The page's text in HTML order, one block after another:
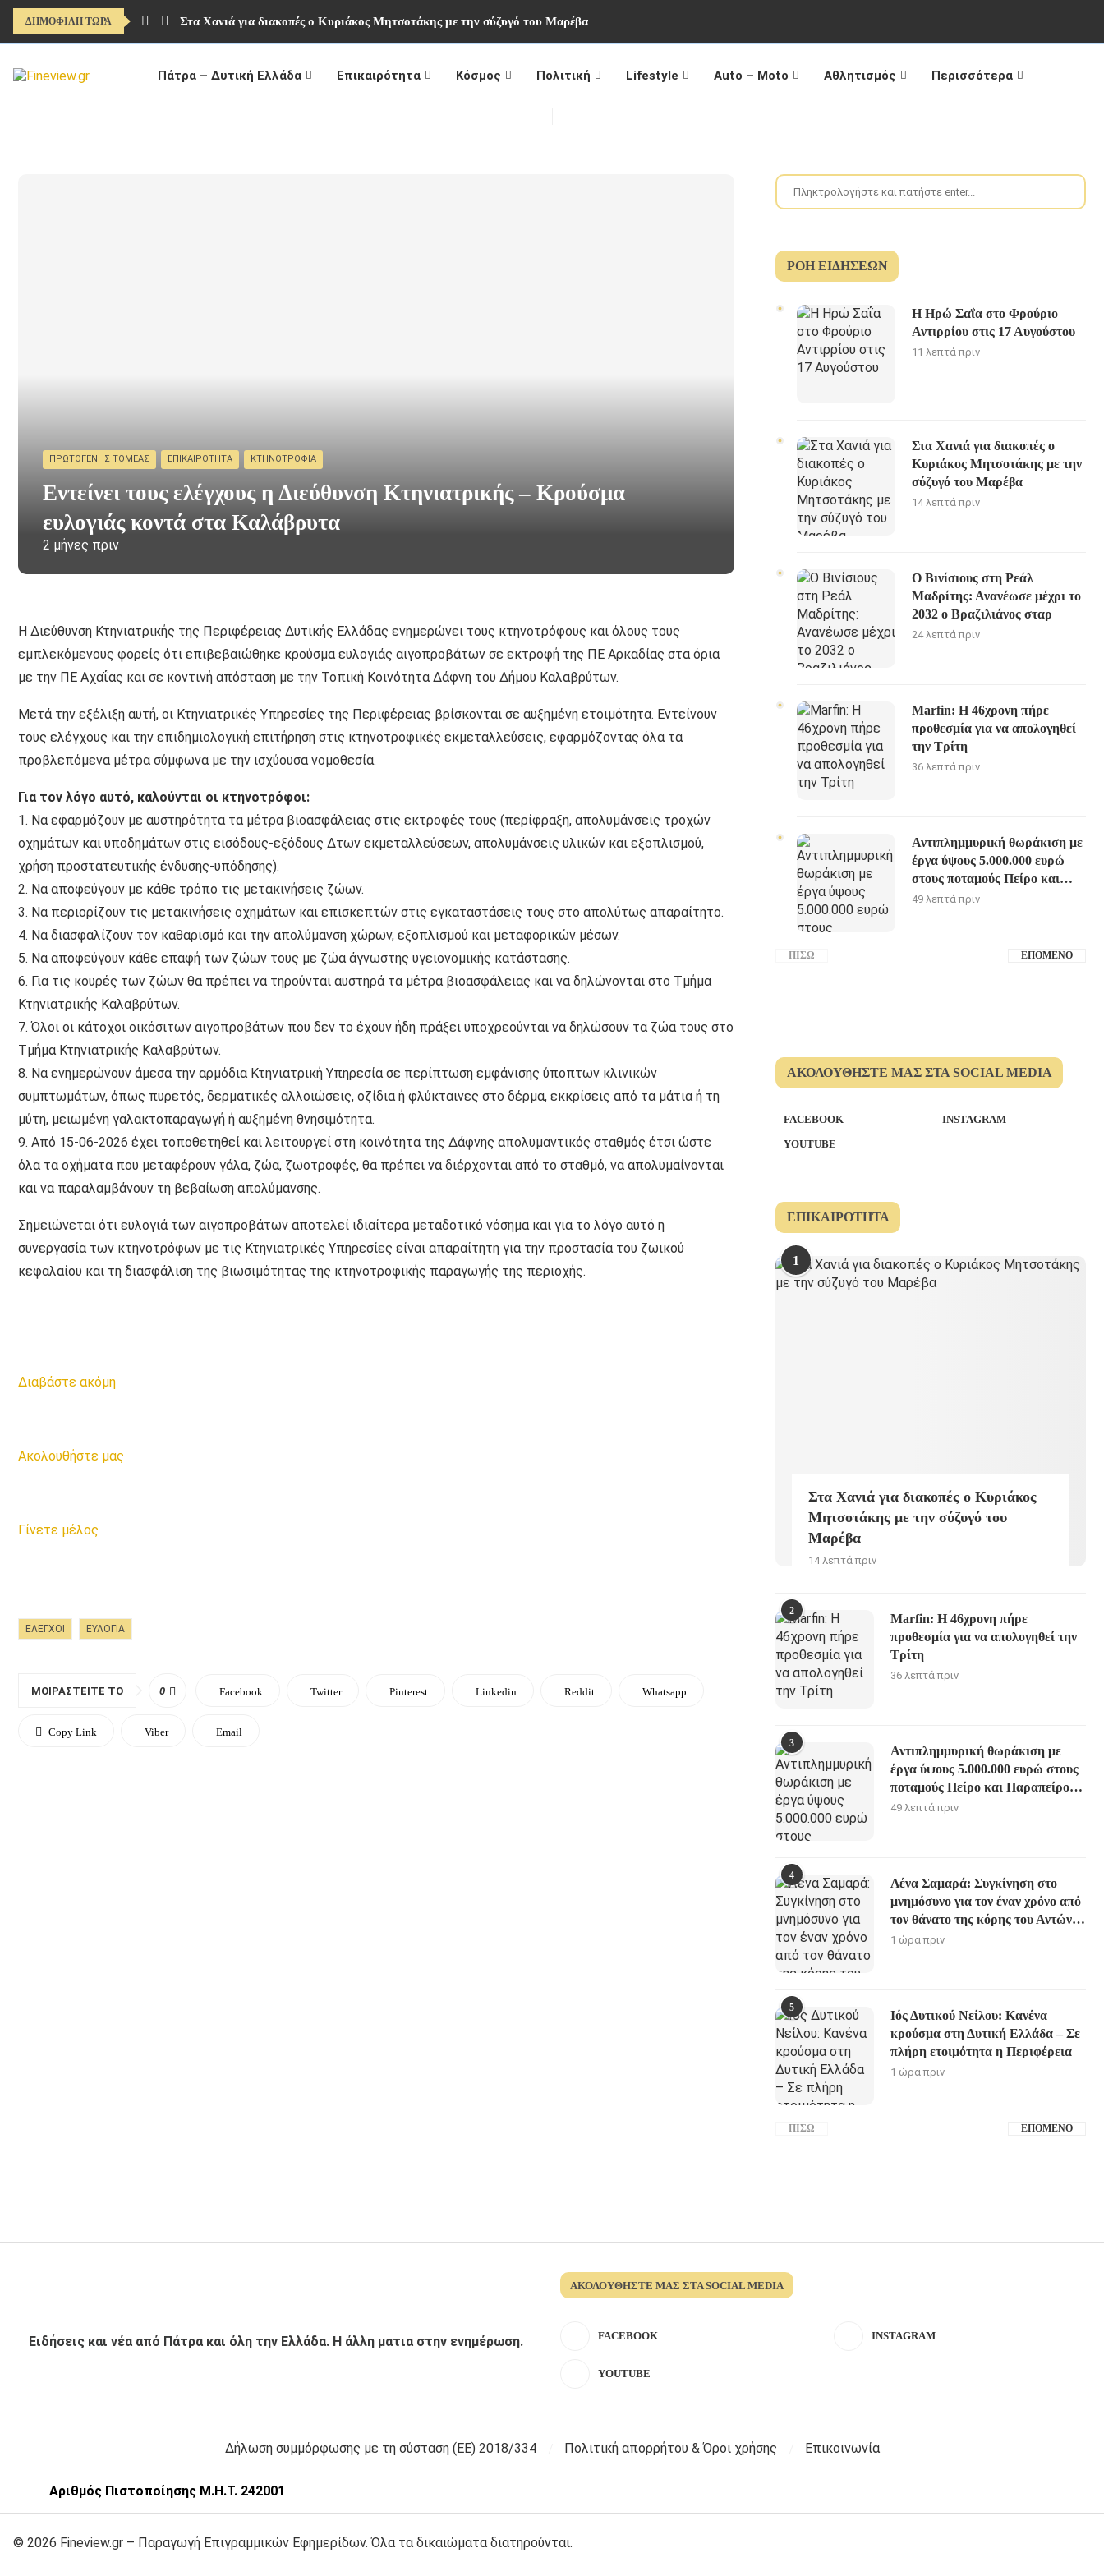
ΔΗΜΟΦΙΛΗ ΤΩΡΑ Στα Χανιά για διακοπές ο Κυριάκος Μητσοτάκης με την σύζυγό του Μαρέβα
Πάτρα – Δυτική Ελλάδα Επικαιρότητα Κόσμος Πολιτική Lifestyle Auto – Moto Αθλητισμός Περισσότερα
ΠΡΩΤΟΓΕΝΉΣ ΤΟΜΈΑΣ ΕΠΙΚΑΙΡΌΤΗΤΑ ΚΤΗΝΟΤΡΟΦΊΑ
Εντείνει τους ελέγχους η Διεύθυνση Κτηνιατρικής – Κρούσμα
ευλογιάς κοντά στα Καλάβρυτα
2 μήνες πριν
Η Διεύθυνση Κτηνιατρικής της Περιφέρειας Δυτικής Ελλάδας ενημερώνει τους κτηνοτρόφους και όλους τους
εμπλεκόμενους φορείς ότι επιβεβαιώθηκε κρούσμα ευλογιάς αιγοπροβάτων σε εκτροφή της ΠΕ Αρκαδίας στα όρια
με την ΠΕ Αχαΐας και σε κοντινή απόσταση με την Τοπική Κοινότητα Δάφνη του Δήμου Καλαβρύτων.
Μετά την εξέλιξη αυτή, οι Κτηνιατρικές Υπηρεσίες της Περιφέρειας βρίσκονται σε αυξημένη ετοιμότητα. Εντείνουν
τους ελέγχους και την επιδημιολογική επιτήρηση στις κτηνοτροφικές εκμεταλλεύσεις, εφαρμόζοντας όλα τα
προβλεπόμενα μέτρα σύμφωνα με την ισχύουσα νομοθεσία.
Για τον λόγο αυτό, καλούνται οι κτηνοτρόφοι:
1. Να εφαρμόζουν με αυστηρότητα τα μέτρα βιοασφάλειας στις εκτροφές τους (περίφραξη, απολυμάνσεις τροχών
οχημάτων και υποδημάτων στις εισόδους-εξόδους Δτων εκμεταλλεύσεων, απολυμάνσεις υλικών και εξοπλισμού,
χρήση προστατευτικής ένδυσης-υπόδησης).
2. Να αποφεύγουν με κάθε τρόπο τις μετακινήσεις ζώων.
3. Να περιορίζουν τις μετακινήσεις οχημάτων και επισκεπτών στις εγκαταστάσεις τους στο απολύτως απαραίτητο.
4. Να διασφαλίζουν τον καθαρισμό και την απολύμανση χώρων, εξοπλισμού και μεταφορικών μέσων.
5. Να αποφεύγουν κάθε επαφή των ζώων τους με ζώα άγνωστης υγειονομικής κατάστασης.
6. Για τις κουρές των ζώων θα πρέπει να τηρούνται αυστηρά τα μέτρα βιοασφάλειας και να δηλώνονται στο Τμήμα
Κτηνιατρικής Καλαβρύτων.
7. Όλοι οι κάτοχοι οικόσιτων αιγοπροβάτων που δεν το έχουν ήδη πράξει υποχρεούνται να δηλώσουν τα ζώα τους στο
Τμήμα Κτηνιατρικής Καλαβρύτων.
8. Να ενημερώνουν άμεσα την αρμόδια Κτηνιατρική Υπηρεσία σε περίπτωση εμφάνισης ύποπτων κλινικών
συμπτωμάτων, όπως πυρετός, δερματικές αλλοιώσεις, οζίδια ή φλύκταινες στο δέρμα, εκκρίσεις από τα μάτια ή τη
μύτη, μειωμένη γαλακτοπαραγωγή ή αυξημένη θνησιμότητα.
9. Από 15-06-2026 έχει τοποθετηθεί και λειτουργεί στη κοινότητα της Δάφνης απολυμαντικός σταθμός έτσι ώστε
όλα τα οχήματα που μεταφέρουν γάλα, ζώα, ζωοτροφές, θα πρέπει να διέρχονται από το σταθμό, να απολυμαίνονται
και να παραλαμβάνουν τη βεβαίωση απολύμανσης.
Σημειώνεται ότι ευλογιά των αιγοπροβάτων αποτελεί ιδιαίτερα μεταδοτικό νόσημα και για το λόγο αυτό η
συνεργασία των κτηνοτρόφων με τις Κτηνιατρικές Υπηρεσίες είναι απαραίτητη για την προστασία του ζωικού
κεφαλαίου και τη διασφάλιση της βιωσιμότητας της κτηνοτροφικής παραγωγής της περιοχής.
Διαβάστε ακόμη
Ακολουθήστε μας
Γίνετε μέλος
ΕΛΕΓΧΟΙ ΕΥΛΟΓΙΆ
ΜΟΙΡΑΣΤΕΊΤΕ ΤΟ 0 Facebook Twitter Pinterest Linkedin Reddit Whatsapp
Copy Link Viber Email
ΡΟΉ ΕΙΔΉΣΕΩΝ
Η Ηρώ Σαΐα στο Φρούριο
Αντιρρίου στις 17 Αυγούστου
11 λεπτά πριν
Στα Χανιά για διακοπές ο
Κυριάκος Μητσοτάκης με την
σύζυγό του Μαρέβα
14 λεπτά πριν
Ο Βινίσιους στη Ρεάλ
Μαδρίτης: Ανανέωσε μέχρι το
2032 ο Βραζιλιάνος σταρ
24 λεπτά πριν
Marfin: Η 46χρονη πήρε
προθεσμία για να απολογηθεί
την Τρίτη
36 λεπτά πριν
Αντιπλημμυρική θωράκιση με
έργα ύψους 5.000.000 ευρώ
στους ποταμούς Πείρο και
Παραπείρο της Π.Ε. Αχαίας
49 λεπτά πριν
ΠΊΣΩ ΕΠΌΜΕΝΟ
ΑΚΟΛΟΥΘΉΣΤΕ ΜΑΣ ΣΤΑ SOCIAL MEDIA
FACEBOOK
INSTAGRAM
YOUTUBE
ΕΠΙΚΑΙΡΌΤΗΤΑ
1
Στα Χανιά για διακοπές ο Κυριάκος
Μητσοτάκης με την σύζυγό του
Μαρέβα
14 λεπτά πριν
2
Marfin: Η 46χρονη πήρε
προθεσμία για να απολογηθεί την
Τρίτη
36 λεπτά πριν
3
Αντιπλημμυρική θωράκιση με
έργα ύψους 5.000.000 ευρώ στους
ποταμούς Πείρο και Παραπείρο
της Π.Ε. Αχαίας
49 λεπτά πριν
4
Λένα Σαμαρά: Συγκίνηση στο
μνημόσυνο για τον έναν χρόνο από
τον θάνατο της κόρης του Αντώνη
Σαμαρά
1 ώρα πριν
5
Ιός Δυτικού Νείλου: Κανένα
κρούσμα στη Δυτική Ελλάδα – Σε
πλήρη ετοιμότητα η Περιφέρεια
1 ώρα πριν
ΠΊΣΩ ΕΠΌΜΕΝΟ
Ειδήσεις και νέα από Πάτρα και όλη την Ελλάδα. Η άλλη ματια στην ενημέρωση.
ΑΚΟΛΟΥΘΉΣΤΕ ΜΑΣ ΣΤΑ SOCIAL MEDIA
FACEBOOK INSTAGRAM
YOUTUBE
Δήλωση συμμόρφωσης με τη σύσταση (ΕΕ) 2018/334 Πολιτική απορρήτου & Όροι χρήσης Επικοινωνία
Αριθμός Πιστοποίησης Μ.Η.Τ. 242001
© 2026 Fineview.gr – Παραγωγή Επιγραμμικών Εφημερίδων. Όλα τα δικαιώματα διατηρούνται.